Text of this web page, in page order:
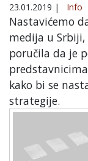
23.01.2019 | Info
Nastavićemo
medija u
poručila da je
kako bi se
strategije.